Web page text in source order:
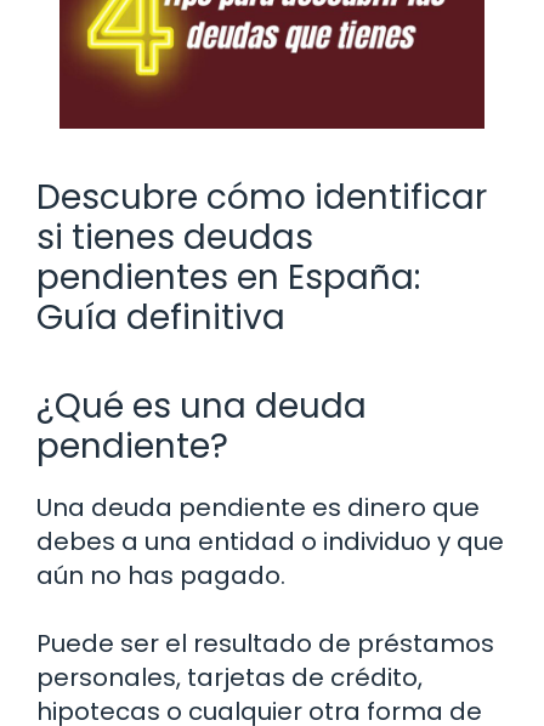
Descubre cómo identificar
si tienes deudas
pendientes en España:
Guía definitiva
¿Qué es una deuda
pendiente?
Una deuda pendiente es dinero que
debes a una entidad o individuo y que
aún no has pagado.
Puede ser el resultado de préstamos
personales, tarjetas de crédito,
hipotecas o cualquier otra forma de